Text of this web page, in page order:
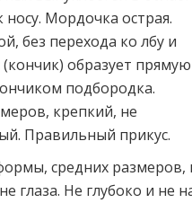
носу. Мордочка острая.
без перехода ко лбу и
образует прямую
подбородка.
крепкий, не
Правильный прикус.
средних размеров,
Не глубоко и не